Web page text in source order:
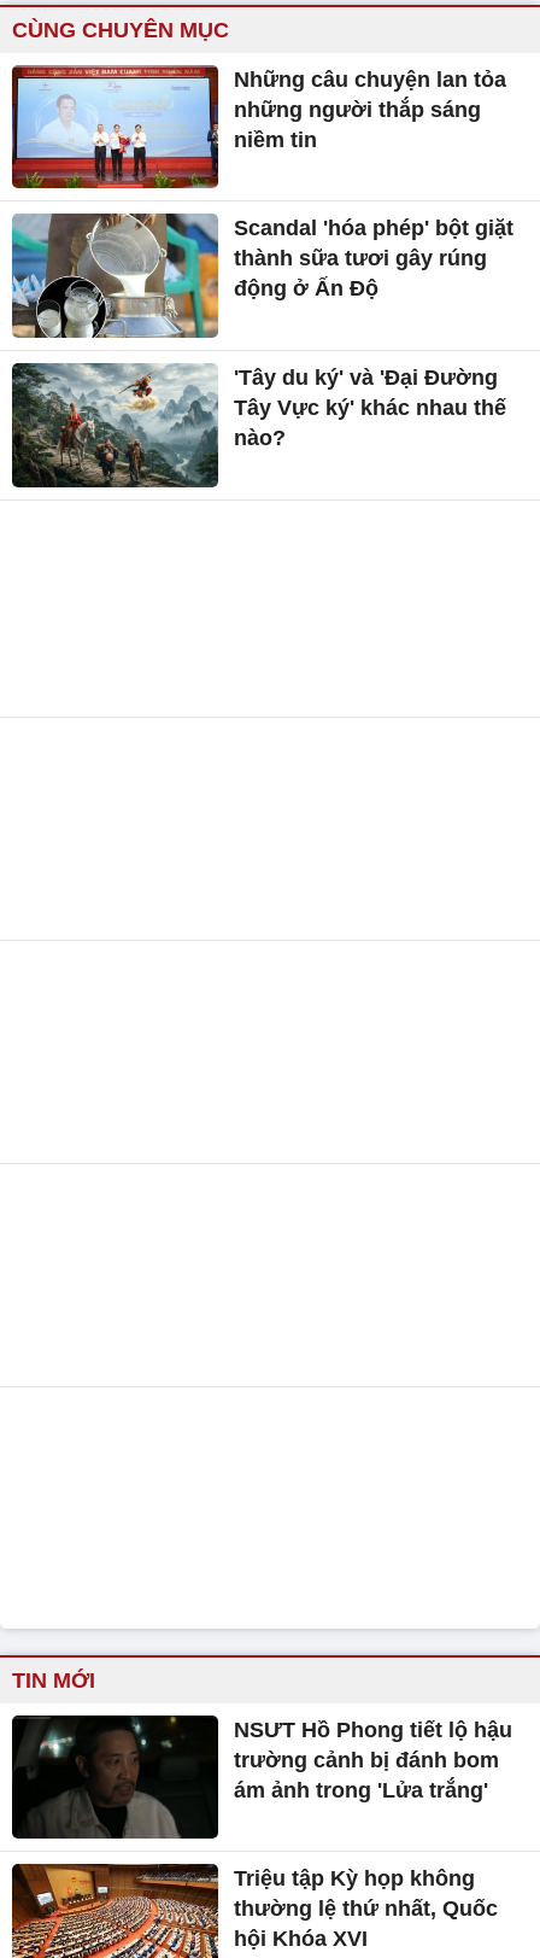
CÙNG CHUYÊN MỤC
Những câu chuyện lan tỏa
những người thắp sáng
niềm tin
Scandal 'hóa phép' bột giặt
thành sữa tươi gây rúng
động ở Ấn Độ
'Tây du ký' và 'Đại Đường
Tây Vực ký' khác nhau thế
nào?
TIN MỚI
NSƯT Hồ Phong tiết lộ hậu
trường cảnh bị đánh bom
ám ảnh trong 'Lửa trắng'
Triệu tập Kỳ họp không
thường lệ thứ nhất, Quốc
hội Khóa XVI